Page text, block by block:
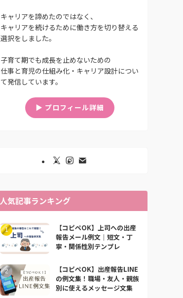
キャリアを諦めたのではなく、
キャリアを続けるために働き方を切り替える
選択をしました。
子育て期でも成長を止めないための
仕事と育児の仕組み化・キャリア設計につい
て発信しています。
▶︎ プロフィール詳細
人気記事ランキング
【コピペOK】上司への出産
報告メール例文｜短文・丁
寧・関係性別テンプレ
【コピペOK】出産報告LINE
の例文集！職場・友人・親族
別に使えるメッセージ文集